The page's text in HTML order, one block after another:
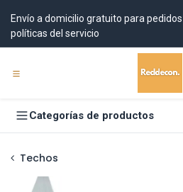
Envío a domicilio gratuito para
políticas del servicio
Categorías de productos
Techos